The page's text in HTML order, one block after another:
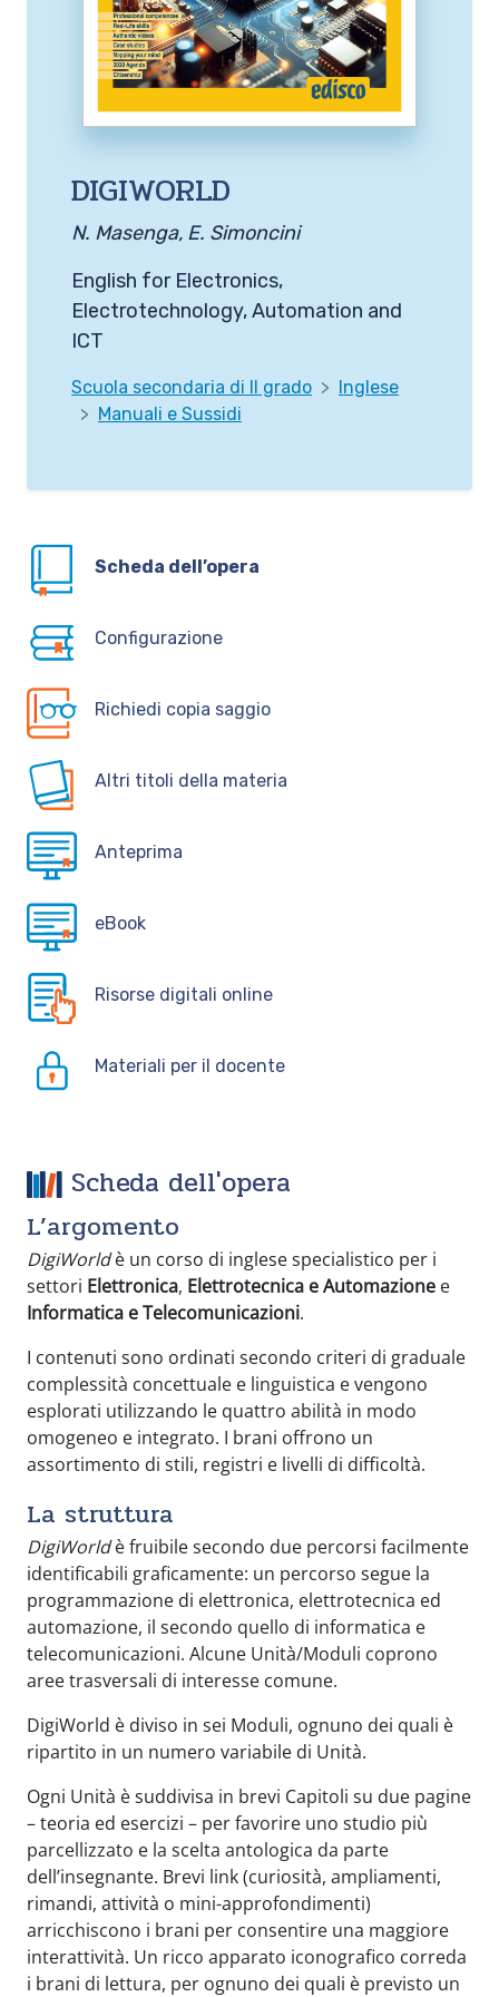
DIGIWORLD
N. Masenga, E. Simoncini
English for Electronics,
Electrotechnology, Automation and
ICT
Scuola secondaria di II grado
Inglese
Manuali e Sussidi
Scheda dell’opera
Configurazione
Richiedi copia saggio
Altri titoli della materia
Anteprima
eBook
Risorse digitali online
Materiali per il docente
Scheda dell'opera
L’argomento
DigiWorldè un corso di inglese specialistico per i
settori Elettronica, Elettrotecnica e Automazione e
Informatica e Telecomunicazioni.
I contenuti sono ordinati secondo criteri di graduale
complessità concettuale e linguistica e vengono
esplorati utilizzando le quattro abilità in modo
omogeneo e integrato. I brani offrono un
assortimento di stili, registri e livelli di difficoltà.
La struttura
DigiWorldè fruibile secondo due percorsi facilmente
identificabili graficamente: un percorso segue la
programmazione di elettronica, elettrotecnica ed
automazione, il secondo quello di informatica e
telecomunicazioni. Alcune Unità/Moduli coprono
aree trasversali di interesse comune.
DigiWorld è diviso in sei Moduli, ognuno dei quali è
ripartito in un numero variabile di Unità.
Ogni Unità è suddivisa in brevi Capitoli su due pagine
– teoria ed esercizi – per favorire uno studio più
parcellizzato e la scelta antologica da parte
dell’insegnante. Brevi link (curiosità, ampliamenti,
rimandi, attività o mini-approfondimenti)
arricchiscono i brani per consentire una maggiore
interattività. Un ricco apparato iconografico correda
i brani di lettura, per ognuno dei quali è previsto un